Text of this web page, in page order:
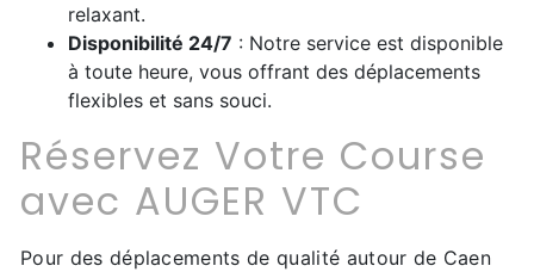
relaxant.
Disponibilité 24/7 : Notre service est disponible
à toute heure, vous offrant des déplacements
flexibles et sans souci.
Réservez Votre Course
avec AUGER VTC
Pour des déplacements de qualité autour de Caen